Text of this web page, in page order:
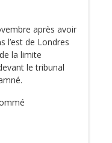
après avoir
l’est de Londres
la limite
le tribunal